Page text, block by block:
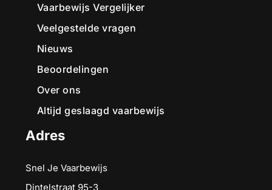
Vaarbewijs Vergelijker
Veelgestelde vragen
Nieuws
Beoordelingen
Over ons
Altijd geslaagd vaarbewijs
Adres
Snel Je Vaarbewijs
Dintelstraat 95-3